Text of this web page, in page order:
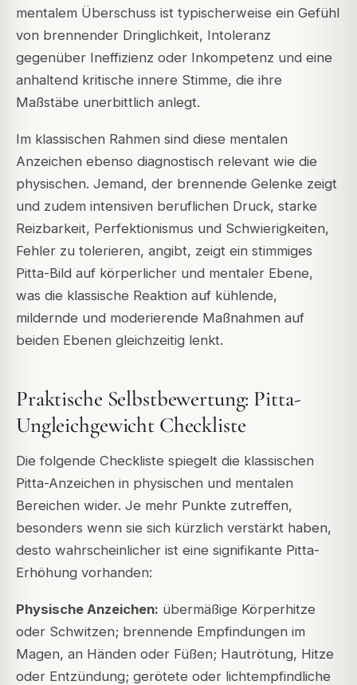
mentalem Überschuss ist typischerweise ein Gefühl
von brennender Dringlichkeit, Intoleranz
gegenüber Ineffizienz oder Inkompetenz und eine
anhaltend kritische innere Stimme, die ihre
Maßstäbe unerbittlich anlegt.
Im klassischen Rahmen sind diese mentalen
Anzeichen ebenso diagnostisch relevant wie die
physischen. Jemand, der brennende Gelenke zeigt
und zudem intensiven beruflichen Druck, starke
Reizbarkeit, Perfektionismus und Schwierigkeiten,
Fehler zu tolerieren, angibt, zeigt ein stimmiges
Pitta-Bild auf körperlicher und mentaler Ebene,
was die klassische Reaktion auf kühlende,
mildernde und moderierende Maßnahmen auf
beiden Ebenen gleichzeitig lenkt.
Praktische Selbstbewertung: Pitta-
Ungleichgewicht Checkliste
Die folgende Checkliste spiegelt die klassischen
Pitta-Anzeichen in physischen und mentalen
Bereichen wider. Je mehr Punkte zutreffen,
besonders wenn sie sich kürzlich verstärkt haben,
desto wahrscheinlicher ist eine signifikante Pitta-
Erhöhung vorhanden:
Physische Anzeichen: übermäßige Körperhitze
oder Schwitzen; brennende Empfindungen im
Magen, an Händen oder Füßen; Hautrötung, Hitze
oder Entzündung; gerötete oder lichtempfindliche